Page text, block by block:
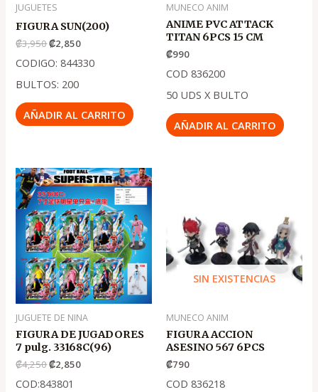
JUGUETES
FIGURA SUN(200)
₡3,950₡2,850
CODIGO: 844330
BULTOS: 200
AÑADIR AL CARRITO
MUNECO ANIM
ANIME PVC ATTACK
TITAN 6PCS 15 CM
₡990
COD 836200
50 UDS X BULTO
AÑADIR AL CARRITO
JUGUETE DE NINA
FIGURA DE JUGADORES
7 pulg. 33168C(96)
₡4,250
El
precio
original
era:
.
₡4,250
₡2,850
El
precio
actual
es:
.
₡2,850
COD:843801
SIN EXISTENCIAS
MUNECO ANIM
FIGURA ACCION
ASESINO 567 6PCS
₡790
COD 836218